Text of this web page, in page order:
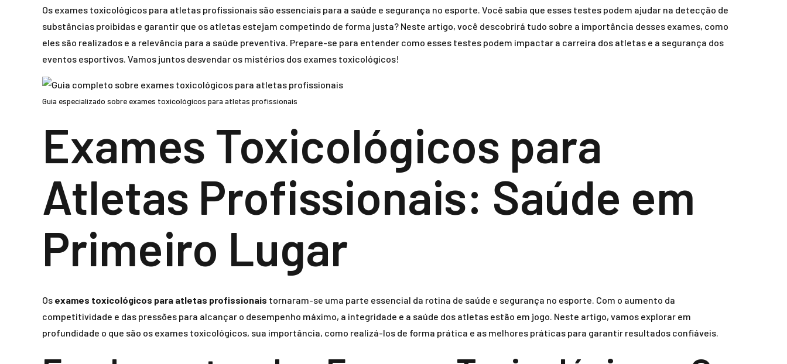
Os exames toxicológicos para atletas profissionais são essenciais para a saúde e segurança no esporte. Você sabia que esses testes podem ajudar na detecção de
substâncias proibidas e garantir que os atletas estejam competindo de forma justa? Neste artigo, você descobrirá tudo sobre a importância desses exames, como
eles são realizados e a relevância para a saúde preventiva. Prepare-se para entender como esses testes podem impactar a carreira dos atletas e a segurança dos
eventos esportivos. Vamos juntos desvendar os mistérios dos exames toxicológicos!
Guia especializado sobre exames toxicológicos para atletas profissionais
Exames Toxicológicos para
Atletas Profissionais: Saúde em
Primeiro Lugar
Os exames toxicológicos para atletas profissionais tornaram-se uma parte essencial da rotina de saúde e segurança no esporte. Com o aumento da
competitividade e das pressões para alcançar o desempenho máximo, a integridade e a saúde dos atletas estão em jogo. Neste artigo, vamos explorar em
profundidade o que são os exames toxicológicos, sua importância, como realizá-los de forma prática e as melhores práticas para garantir resultados confiáveis.